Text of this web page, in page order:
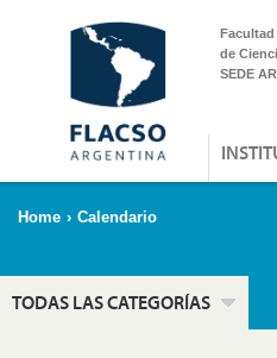
de
SEDE
Home › Calendario
TODAS LAS CATEGORÍAS